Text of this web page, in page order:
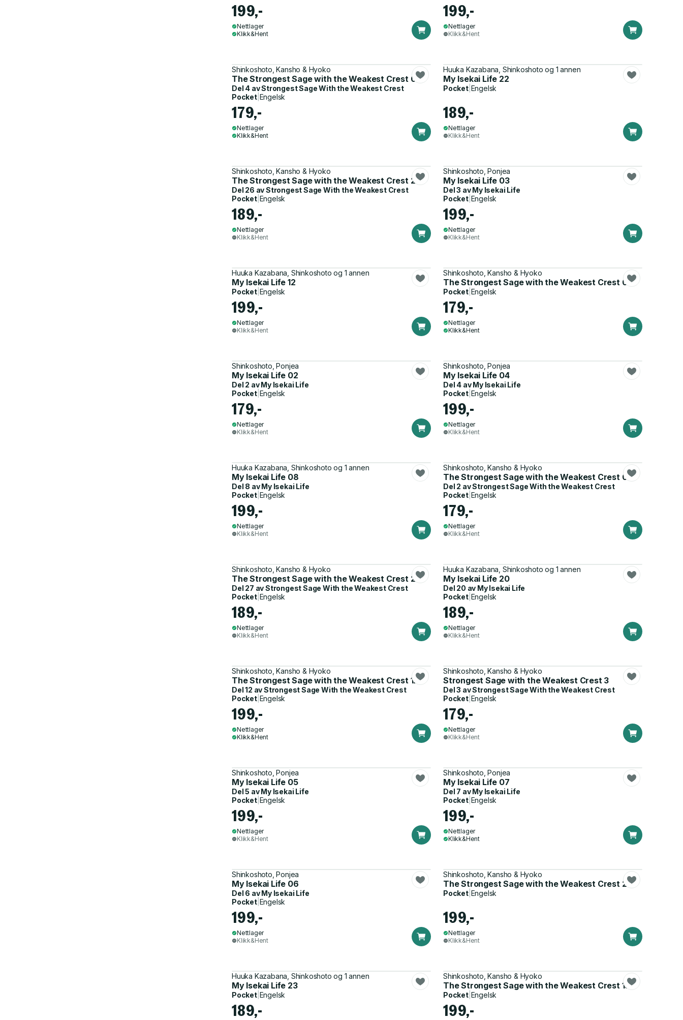
199,-
Nettlager
Klikk&Hent
199,-
Nettlager
Klikk&Hent
Shinkoshoto, Kansho & Hyoko
The Strongest Sage with the Weakest Crest 04
Del 4 avStrongest Sage With the Weakest Crest
Pocket| Engelsk
179,-
Nettlager
Klikk&Hent
Huuka Kazabana, Shinkoshoto og 1 annen
My Isekai Life 22
Pocket| Engelsk
189,-
Nettlager
Klikk&Hent
Shinkoshoto, Kansho & Hyoko
The Strongest Sage with the Weakest Crest 26
Del 26 avStrongest Sage With the Weakest Crest
Pocket| Engelsk
189,-
Nettlager
Klikk&Hent
Shinkoshoto, Ponjea
My Isekai Life 03
Del 3 avMy Isekai Life
Pocket| Engelsk
199,-
Nettlager
Klikk&Hent
Huuka Kazabana, Shinkoshoto og 1 annen
My Isekai Life 12
Pocket| Engelsk
199,-
Nettlager
Klikk&Hent
Shinkoshoto, Kansho & Hyoko
The Strongest Sage with the Weakest Crest 07
Pocket| Engelsk
179,-
Nettlager
Klikk&Hent
Shinkoshoto, Ponjea
My Isekai Life 02
Del 2 avMy Isekai Life
Pocket| Engelsk
179,-
Nettlager
Klikk&Hent
Shinkoshoto, Ponjea
My Isekai Life 04
Del 4 avMy Isekai Life
Pocket| Engelsk
199,-
Nettlager
Klikk&Hent
Huuka Kazabana, Shinkoshoto og 1 annen
My Isekai Life 08
Del 8 avMy Isekai Life
Pocket| Engelsk
199,-
Nettlager
Klikk&Hent
Shinkoshoto, Kansho & Hyoko
The Strongest Sage with the Weakest Crest 02
Del 2 avStrongest Sage With the Weakest Crest
Pocket| Engelsk
179,-
Nettlager
Klikk&Hent
Shinkoshoto, Kansho & Hyoko
The Strongest Sage with the Weakest Crest 27
Del 27 avStrongest Sage With the Weakest Crest
Pocket| Engelsk
189,-
Nettlager
Klikk&Hent
Huuka Kazabana, Shinkoshoto og 1 annen
My Isekai Life 20
Del 20 av My Isekai Life
Pocket| Engelsk
189,-
Nettlager
Klikk&Hent
Shinkoshoto, Kansho & Hyoko
The Strongest Sage with the Weakest Crest 12
Del 12 avStrongest Sage With the Weakest Crest
Pocket| Engelsk
199,-
Nettlager
Klikk&Hent
Shinkoshoto, Kansho & Hyoko
Strongest Sage with the Weakest Crest 3
Del 3 avStrongest Sage With the Weakest Crest
Pocket| Engelsk
179,-
Nettlager
Klikk&Hent
Shinkoshoto, Ponjea
My Isekai Life 05
Del 5 avMy Isekai Life
Pocket| Engelsk
199,-
Nettlager
Klikk&Hent
Shinkoshoto, Ponjea
My Isekai Life 07
Del 7 avMy Isekai Life
Pocket| Engelsk
199,-
Nettlager
Klikk&Hent
Shinkoshoto, Ponjea
My Isekai Life 06
Del 6 avMy Isekai Life
Pocket| Engelsk
199,-
Nettlager
Klikk&Hent
Shinkoshoto, Kansho & Hyoko
The Strongest Sage with the Weakest Crest 23
Pocket| Engelsk
199,-
Nettlager
Klikk&Hent
Huuka Kazabana, Shinkoshoto og 1 annen
My Isekai Life 23
Pocket| Engelsk
189,-
Shinkoshoto, Kansho & Hyoko
The Strongest Sage with the Weakest Crest 15
Pocket| Engelsk
199,-